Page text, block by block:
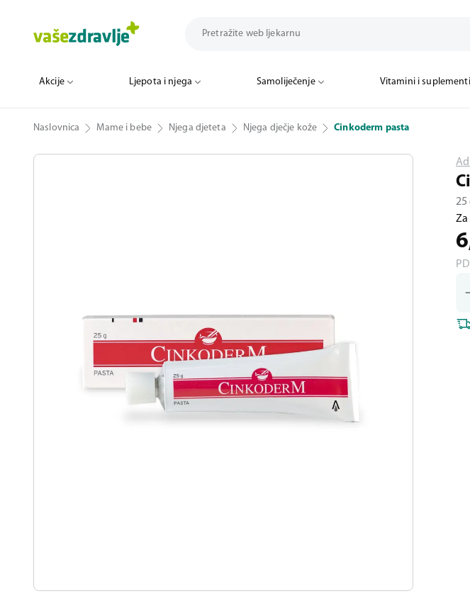
Akcije Ljepota i njega Samoliječenje Vitamini i suplementi
Naslovnica Mame i bebe Njega djeteta Njega dječje kože Cinkoderm pasta
25
Za